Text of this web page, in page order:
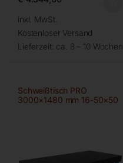
inkl. MwSt.
Kostenloser Versand
Lieferzeit: ca. 8 – 10 Wochen
Schweißtisch PRO
3000×1480 mm 16-50×50